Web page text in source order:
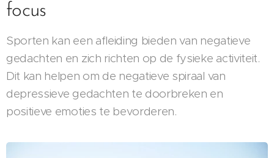
focus
Sporten kan een afleiding bieden van negatieve
gedachten en zich richten op de fysieke activiteit.
Dit kan helpen om de negatieve spiraal van
depressieve gedachten te doorbreken en
positieve emoties te bevorderen.